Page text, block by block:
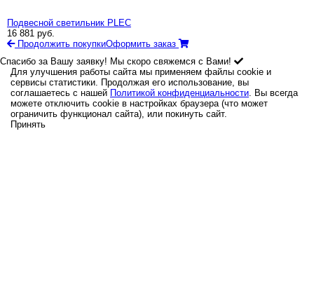
Подвесной светильник PLEC
16 881 руб.
Продолжить покупкиОформить заказ
Спасибо за Вашу заявку! Мы скоро свяжемся с Вами!
Для улучшения работы сайта мы применяем файлы cookie и
сервисы статистики. Продолжая его использование, вы
соглашаетесь с нашей Политикой конфиденциальности. Вы всегда
можете отключить cookie в настройках браузера (что может
ограничить функционал сайта), или покинуть сайт.
Принять